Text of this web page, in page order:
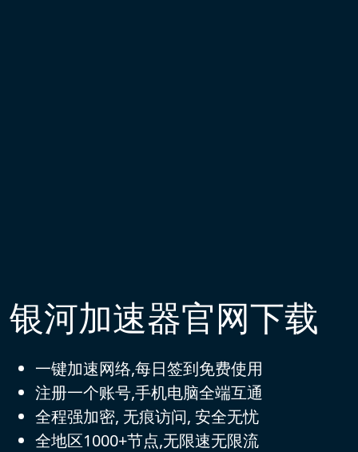
银河加速器官网下载
一键加速网络,每日签到免费使用
注册一个账号,手机电脑全端互通
全程强加密, 无痕访问, 安全无忧
全地区1000+节点,无限速无限流